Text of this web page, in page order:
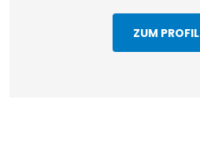
ZUM PROFIL